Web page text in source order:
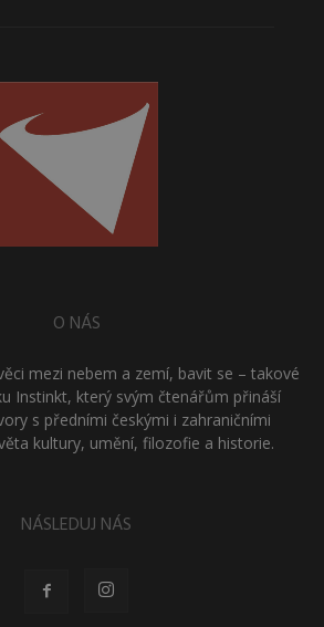
O NÁS
mezi nebem a zemí, bavit se – takové
Instinkt, který svým čtenářům přináší
s předními českými i zahraničními
kultury, umění, filozofie a historie.
NÁSLEDUJ NÁS